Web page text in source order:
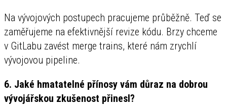
Na vývojových postupech pracujeme průběžně. Teď se
zaměřujeme na efektivnější revize kódu. Brzy chceme
v GitLabu zavést merge trains, které nám zrychlí
vývojovou pipeline.
6. Jaké hmatatelné přínosy vám důraz na dobrou
vývojářskou zkušenost přinesl?